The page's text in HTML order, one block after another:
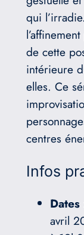
qui
de cette
intérieure
elles. Ce
centres
Infos
Dates
avril